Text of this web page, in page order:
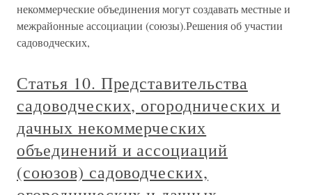
некоммерческие объединения могут создавать местные и
межрайонные ассоциации (союзы).Решения об участии
садоводческих,
Статья 10. Представительства
садоводческих, огороднических и
дачных некоммерческих
объединений и ассоциаций
(союзов) садоводческих,